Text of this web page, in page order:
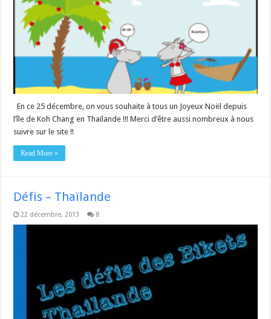
En ce 25 décembre, on vous souhaite à tous un Joyeux Noël depuis
l’île de Koh Chang en Thaïlande !!! Merci d’être aussi nombreux à nous
suivre sur le site !!
Read More »
Défis – Thaïlande
22 décembre, 2013 8